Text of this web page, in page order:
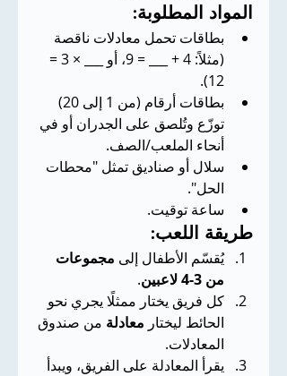
المواد المطلوبة:
بطاقات تحمل معادلات ناقصة
(مثلاً: 4 + ___ = 9، أو ___ × 3 =
12).
بطاقات أرقام (من 1 إلى 20)
توزّع وتُلصق على الجدران أو في
أنحاء الملعب/الصف.
سلال أو صناديق تمثل "محطات
الحل".
ساعة توقيت.
طريقة اللعب:
يُقسّم الأطفال إلى مجموعات
من 3-4 لاعبين
.
كل فريق يختار ممثلًا يجري نحو
الحائط ليختار معادلة من صندوق
المعادلات.
يقرأ المعادلة على الفريق، ويبدأ